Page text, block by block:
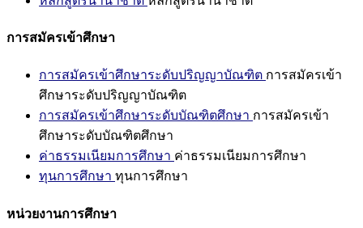
การสมัครเข้าศึกษา
การสมัครเข้าศึกษาระดับปริญญาบัณฑิต การสมัครเข้า
ศึกษาระดับปริญญาบัณฑิต
การสมัครเข้าศึกษาระดับบัณฑิตศึกษา การสมัครเข้า
ศึกษาระดับบัณฑิตศึกษา
ค่าธรรมเนียมการศึกษา ค่าธรรมเนียมการศึกษา
ทุนการศึกษา ทุนการศึกษา
หน่วยงานการศึกษา